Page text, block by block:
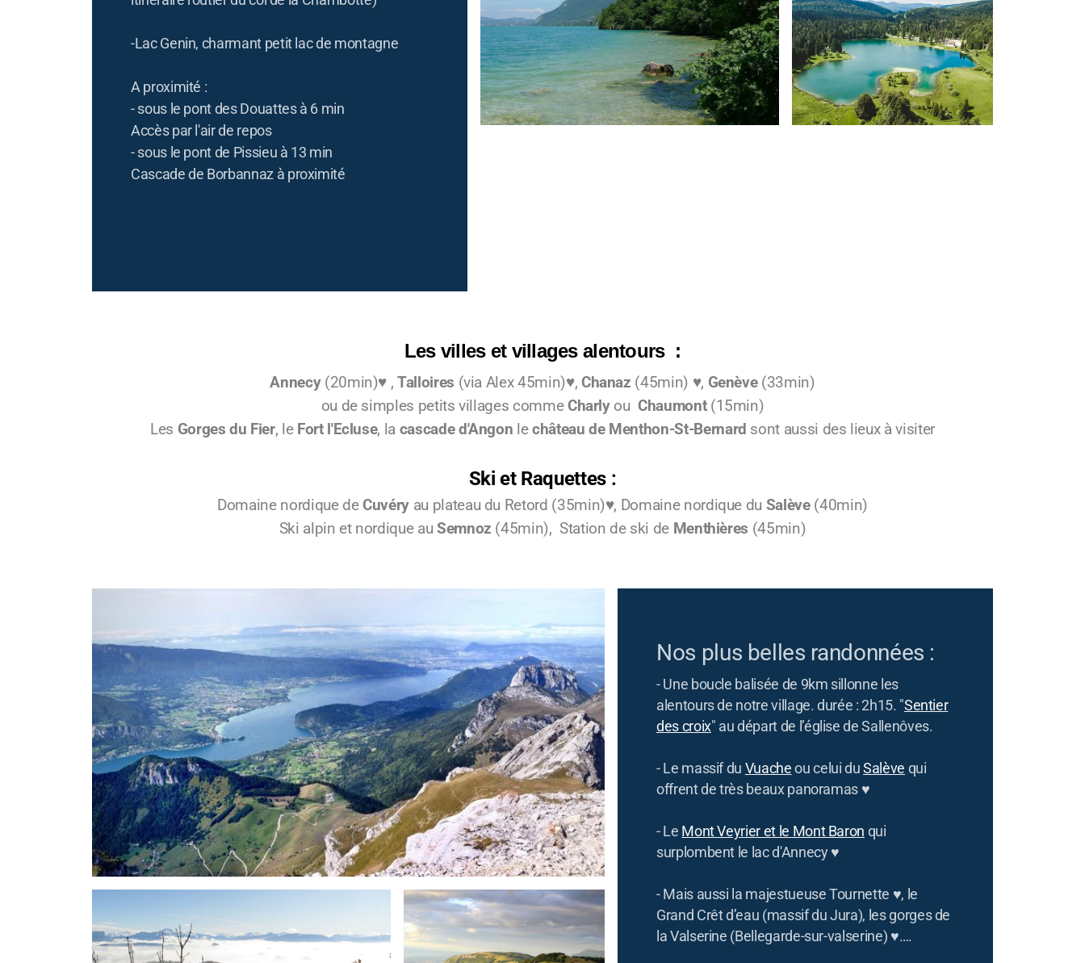
-Lac Genin, charmant petit lac de montagne
A proximité :
- sous le pont des Douattes à 6 min
Accès par l'air de repos
- sous le pont de Pissieu à 13 min
Cascade de Borbannaz à proximité
Les villes et villages alentours :
Annecy(20min)♥ ,Talloires (via Alex 45min)♥, Chanaz (45min) ♥, Genève(33min)
ou de simples petits villages commeCharlyouChaumont(15min)
Les Gorges du Fier, le Fort l'Ecluse, la cascade d'Angon lechâteau de Menthon-St-Bernard sont aussi des lieux à visiter
Ski et Raquettes :
Domaine nordique deCuvéry au plateau du Retord (35min)♥, Domaine nordique du Salève(40min)
Ski alpin et nordique au Semnoz (45min), Station de ski de Menthières (45min)
Nos plus belles randonnées :
- Une boucle balisée de 9km sillonne les
alentours de notre village. durée : 2h15. "Sentier
des croix" au départ de l’église de Sallenôves.
- Le massif du Vuache ou celui duSalève qui
offrent de très beaux panoramas ♥
- Le Mont Veyrier et le Mont Baron qui
surplombent le lac d'Annecy ♥
- Mais aussi la majestueuse Tournette ♥, le
Grand Crêt d’eau (massif du Jura), les gorges de
la Valserine (Bellegarde-sur-valserine) ♥….